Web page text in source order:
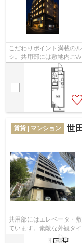
こだわりポイント満載の
シ。共用部には敷地内ご
実しています。こちらの
賃貸 | マンション 世
共用部にはエレベータ・
ています。素敵な外観タ
自信をもって情報を提供